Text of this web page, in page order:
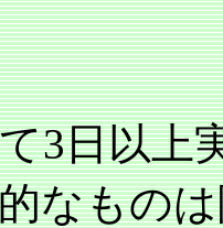
3日以上
なもの